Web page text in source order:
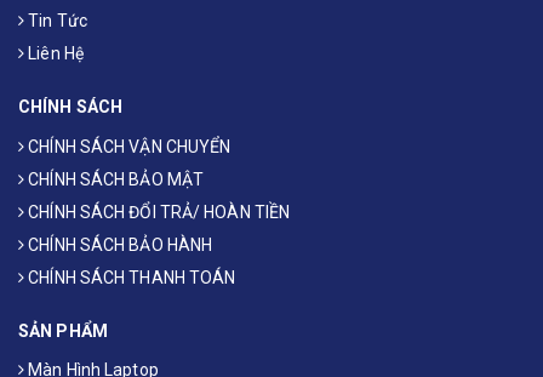
Tin Tức
Liên Hệ
CHÍNH SÁCH
CHÍNH SÁCH VẬN CHUYỂN
CHÍNH SÁCH BẢO MẬT
CHÍNH SÁCH ĐỔI TRẢ/ HOÀN TIỀN
CHÍNH SÁCH BẢO HÀNH
CHÍNH SÁCH THANH TOÁN
SẢN PHẨM
Màn Hình Laptop